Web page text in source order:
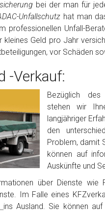
bei der man für
Unfallschutz hat man
professionellen Unfall-
kleines Geld pro Jahr
vor Schäden
-Verkauf:
Bezüglich des
stehen wir
langjähriger
den
Problem, damit
können auf
Auskünfte und
über Dienste wie
Im Falle eines
ins Ausland. Sie können